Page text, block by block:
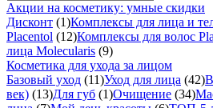
Акции на косметику: умные скидки
Дисконт (1)Комплексы для лица и
Placentol (12)Комплексы для волос
лица Molecularis (9)
Косметика для ухода за лицом
Базовый уход (11)Уход для лица (42)
век) (13)Для губ (1)Очищение (34)